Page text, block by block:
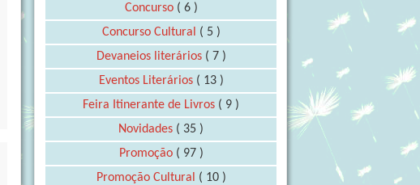
Concurso ( 6 )
Concurso Cultural ( 5 )
Devaneios literários ( 7 )
Eventos Literários ( 13 )
Feira Itinerante de Livros ( 9 )
Novidades ( 35 )
Promoção ( 97 )
Promoção Cultural ( 10 )